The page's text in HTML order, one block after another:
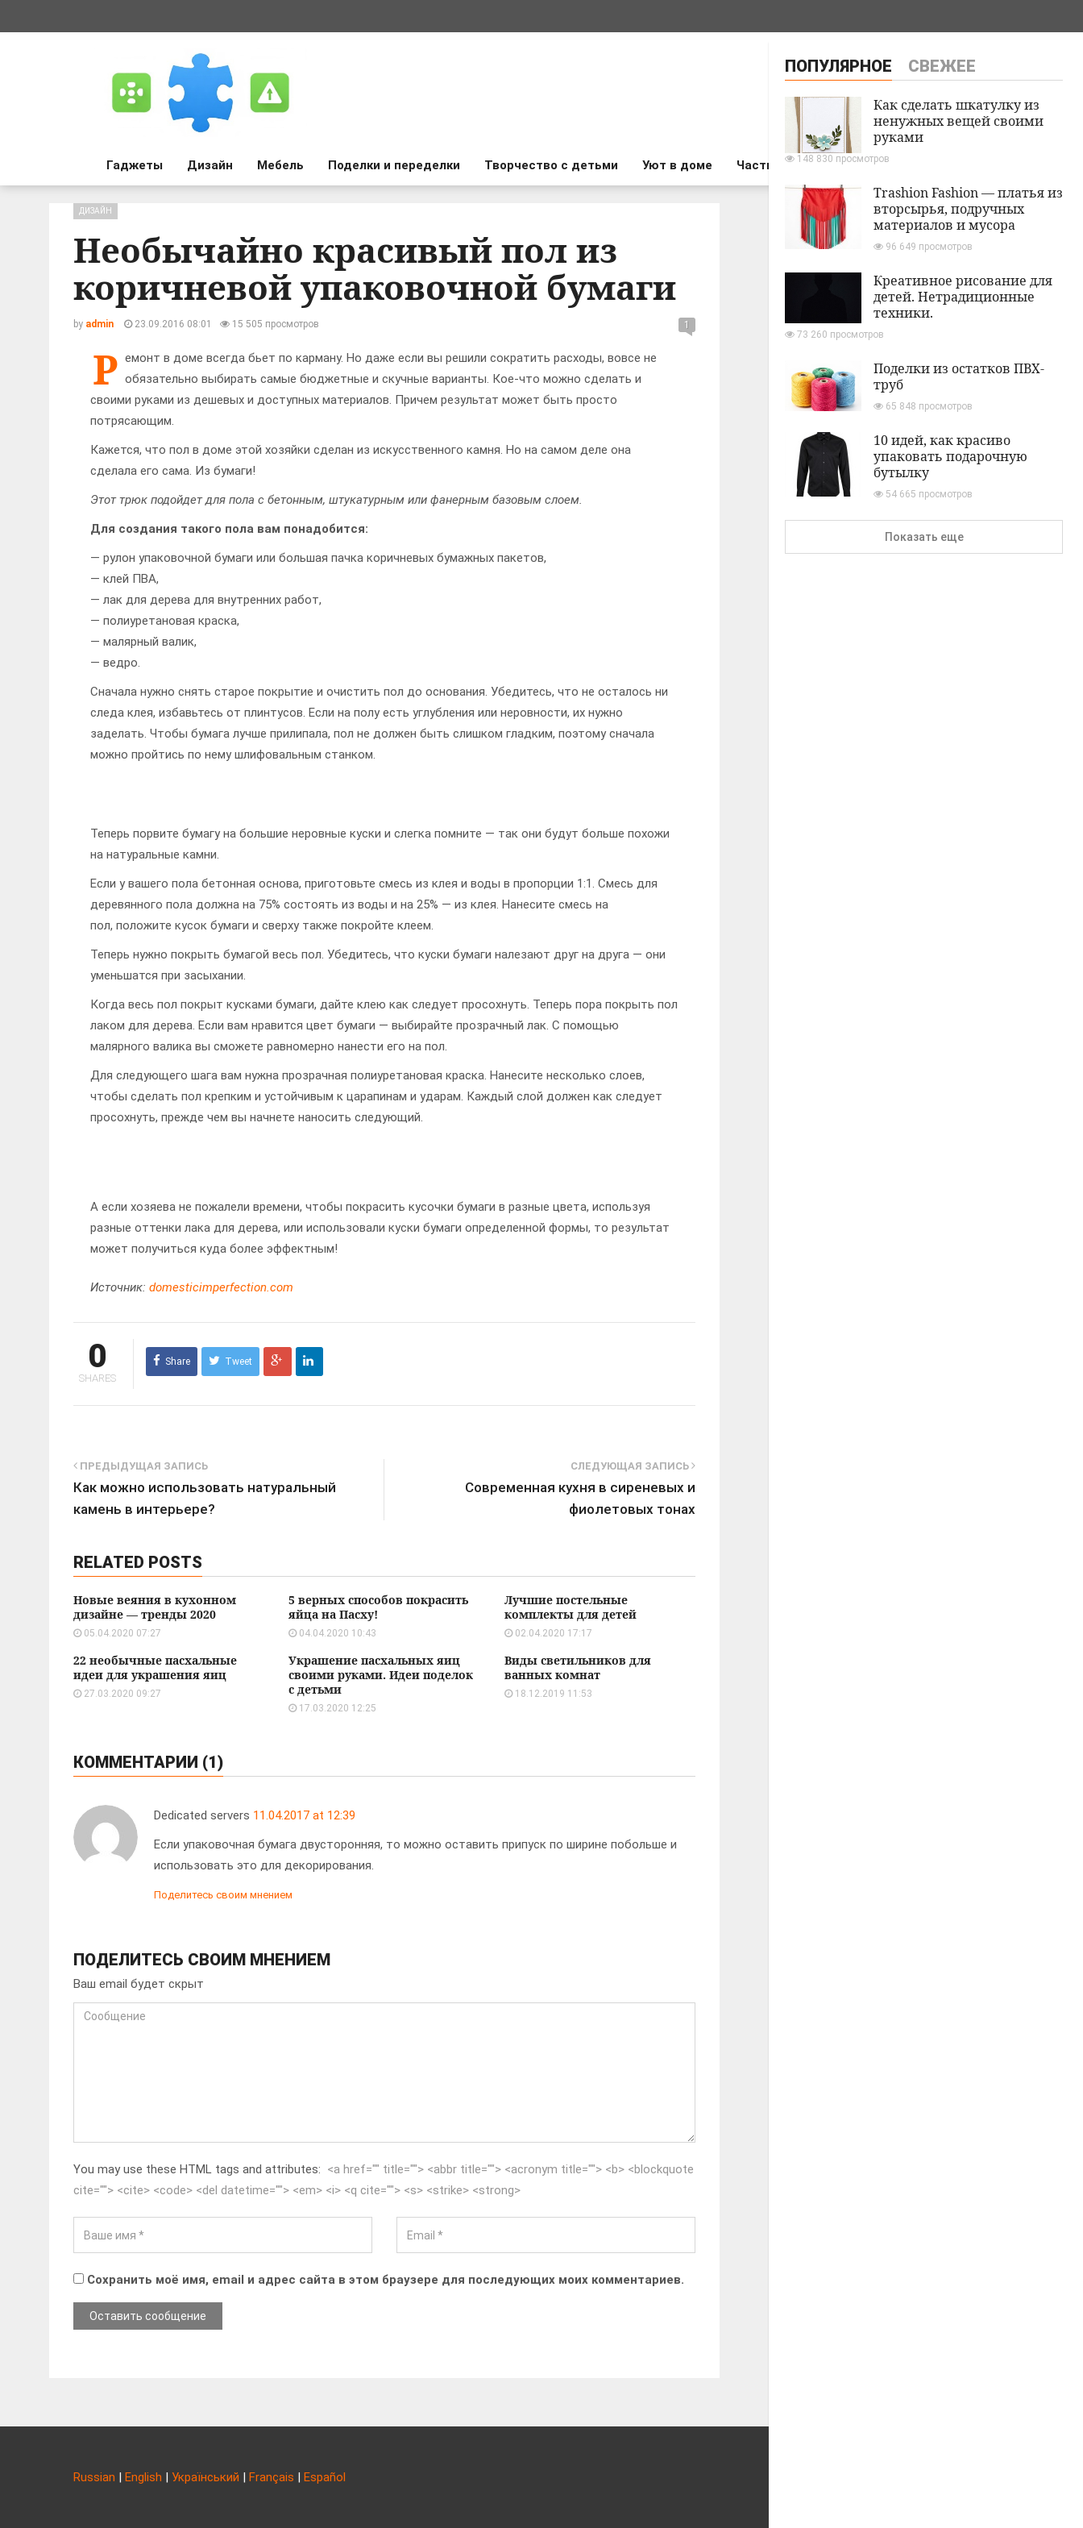
Гаджеты Дизайн Мебель Поделки и переделки Творчество с детьми Уют в доме Частный дом
Необычайно красивый пол из
коричневой упаковочной бумаги
ДИЗАЙН
by admin 23.09.2016 08:01 15 505 просмотров 1
Р емонт в доме всегда бьет по карману. Но даже если вы решили сократить расходы, вовсе не
обязательно выбирать самые бюджетные и скучные варианты. Кое-что можно сделать и
своими руками из дешевых и доступных материалов. Причем результат может быть просто
потрясающим.
Кажется, что пол в доме этой хозяйки сделан из искусственного камня. Но на самом деле она
сделала его сама. Из бумаги!
Этот трюк подойдет для пола с бетонным, штукатурным или фанерным базовым слоем.
Для создания такого пола вам понадобится:
— рулон упаковочной бумаги или большая пачка коричневых бумажных пакетов,
— клей ПВА,
— лак для дерева для внутренних работ,
— полиуретановая краска,
— малярный валик,
— ведро.
Сначала нужно снять старое покрытие и очистить пол до основания. Убедитесь, что не осталось ни
следа клея, избавьтесь от плинтусов. Если на полу есть углубления или неровности, их нужно
заделать. Чтобы бумага лучше прилипала, пол не должен быть слишком гладким, поэтому сначала
можно пройтись по нему шлифовальным станком.
Теперь порвите бумагу на большие неровные куски и слегка помните — так они будут больше похожи
на натуральные камни.
Если у вашего пола бетонная основа, приготовьте смесь из клея и воды в пропорции 1:1. Смесь для
деревянного пола должна на 75% состоять из воды и на 25% — из клея. Нанесите смесь на
пол, положите кусок бумаги и сверху также покройте клеем.
Теперь нужно покрыть бумагой весь пол. Убедитесь, что куски бумаги налезают друг на друга — они
уменьшатся при засыхании.
Когда весь пол покрыт кусками бумаги, дайте клею как следует просохнуть. Теперь пора покрыть пол
лаком для дерева. Если вам нравится цвет бумаги — выбирайте прозрачный лак. С помощью
малярного валика вы сможете равномерно нанести его на пол.
Для следующего шага вам нужна прозрачная полиуретановая краска. Нанесите несколько слоев,
чтобы сделать пол крепким и устойчивым к царапинам и ударам. Каждый слой должен как следует
просохнуть, прежде чем вы начнете наносить следующий.
А если хозяева не пожалели времени, чтобы покрасить кусочки бумаги в разные цвета, используя
разные оттенки лака для дерева, или использовали куски бумаги определенной формы, то результат
может получиться куда более эффектным!
Источник: domesticimperfection.com
0
SHARES
Share Tweet
ПРЕДЫДУЩАЯ ЗАПИСЬ
Как можно использовать натуральный
камень в интерьере?
СЛЕДУЮЩАЯ ЗАПИСЬ
Современная кухня в сиреневых и
фиолетовых тонах
RELATED POSTS
Новые веяния в кухонном
дизайне — тренды 2020
05.04.2020 07:27
5 верных способов покрасить
яйца на Пасху!
04.04.2020 10:43
Лучшие постельные
комплекты для детей
02.04.2020 17:17
22 необычные пасхальные
идеи для украшения яиц
27.03.2020 09:27
Украшение пасхальных яиц
своими руками. Идеи поделок
с детьми
17.03.2020 12:25
Виды светильников для
ванных комнат
18.12.2019 11:53
КОММЕНТАРИИ (1)
Dedicated servers 11.04.2017 at 12:39
Если упаковочная бумага двусторонняя, то можно оставить припуск по ширине побольше и
использовать это для декорирования.
Поделитесь своим мнением
ПОДЕЛИТЕСЬ СВОИМ МНЕНИЕМ
Ваш email будет скрыт
You may use these HTML tags and attributes: <a href="" title=""> <abbr title=""> <acronym title=""> <b> <blockquote
cite=""> <cite> <code> <del datetime=""> <em> <i> <q cite=""> <s> <strike> <strong>
Сохранить моё имя, email и адрес сайта в этом браузере для последующих моих комментариев.
Russian | English | Український | Français | Español
ПОПУЛЯРНОЕ СВЕЖЕЕ
Как сделать шкатулку из
ненужных вещей своими
руками
148 830 просмотров
Trashion Fashion — платья из
вторсырья, подручных
материалов и мусора
96 649 просмотров
Креативное рисование для
детей. Нетрадиционные
техники.
73 260 просмотров
Поделки из остатков ПВХ-
труб
65 848 просмотров
10 идей, как красиво
упаковать подарочную
бутылку
54 665 просмотров
Показать еще